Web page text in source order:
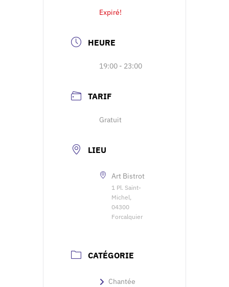
Expiré!
HEURE
19:00 - 23:00
TARIF
Gratuit
LIEU
Art Bistrot
1 Pl. Saint-
Michel,
04300
Forcalquier
CATÉGORIE
Chantée